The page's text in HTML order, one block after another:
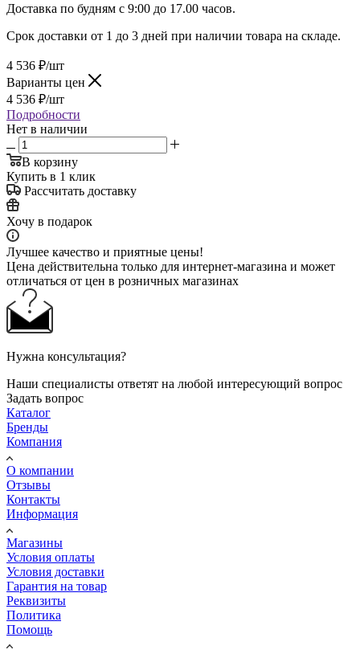
Доставка по будням с 9:00 до 17.00 часов.
Срок доставки от 1 до 3 дней при наличии товара на складе.
4 536 ₽/шт
Варианты цен
4 536 ₽/шт
Подробности
Нет в наличии
В корзину
Купить в 1 клик
Рассчитать доставку
Хочу в подарок
Лучшее качество и приятные цены!
Цена действительна только для интернет-магазина и может
отличаться от цен в розничных магазинах
Нужна консультация?
Наши специалисты ответят на любой интересующий вопрос
Задать вопрос
Каталог
Бренды
Компания
О компании
Отзывы
Контакты
Информация
Магазины
Условия оплаты
Условия доставки
Гарантия на товар
Реквизиты
Политика
Помощь